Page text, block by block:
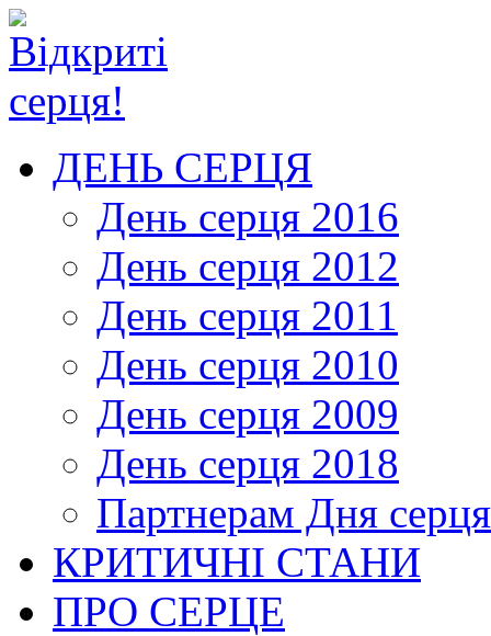
ДЕНЬ СЕРЦЯ
День серця 2016
День серця 2012
День серця 2011
День серця 2010
День серця 2009
День серця 2018
Партнерам Дня серця
КРИТИЧНІ СТАНИ
ПРО СЕРЦЕ